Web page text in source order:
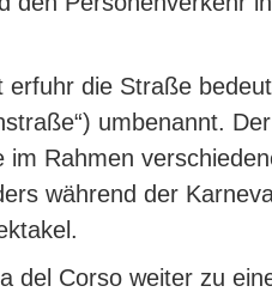
die Straße
umbenannt.
Rahmen
während der
del Corso weiter zu